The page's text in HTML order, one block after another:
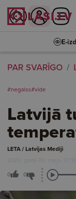
E-
PAR SVARĪGO
#negaiss#vide
Latvijā
LETA / Latvijas Mediji
2026. gada 09. maijs, 07:00
0 0